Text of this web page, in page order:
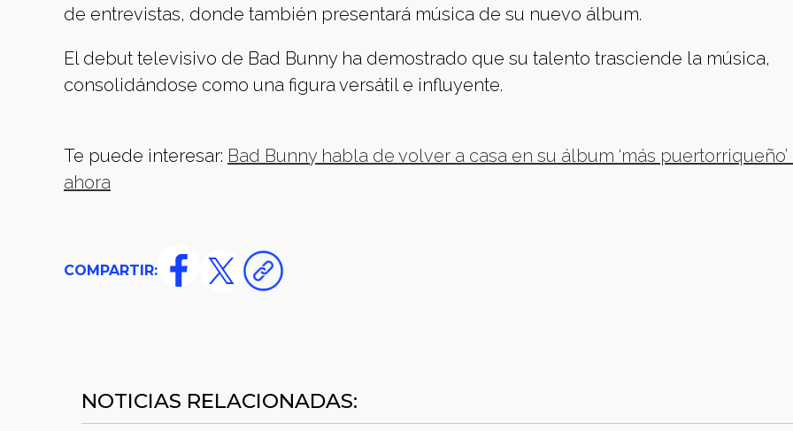
de entrevistas, donde también presentará música de su nuevo álbum.
El debut televisivo de Bad Bunny ha demostrado que su talento trasciende la música,
consolidándose como una figura versátil e influyente.
Te puede interesar: Bad Bunny habla de volver a casa en su álbum ‘más puertorriqueño’
ahora
COMPARTIR:
NOTICIAS RELACIONADAS: